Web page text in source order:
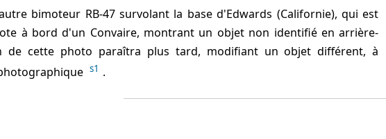
à bord d'un Convaire, montrant un objet non identifié en arrière-
de cette photo paraîtra plus tard, modifiant un objet différent, à
s1 .